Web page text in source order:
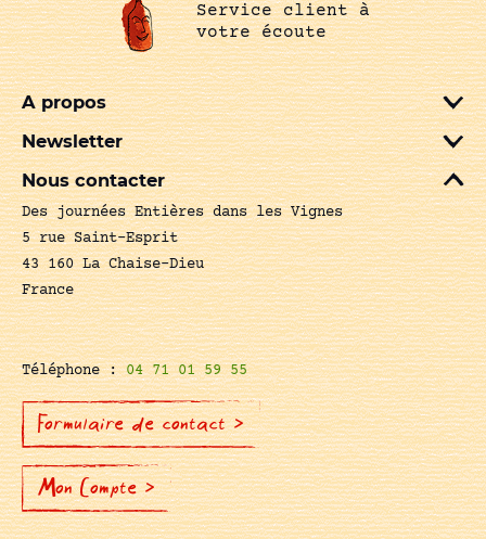
Service client à
votre écoute
A propos
Newsletter
Nous contacter
Des journées Entières dans les Vignes
5 rue Saint-Esprit
43 160 La Chaise-Dieu
France
Téléphone :04 71 01 59 55
Formulaire de contact >
Mon Compte >